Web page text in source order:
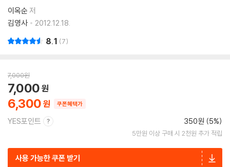
이옥순 저
김영사
2012.12.18.
8.1 7
7,000원
6,300
7,000
쿠폰혜택가
YES포인트 350원 (5%)
5만원 이상 구매 시 2천원 추가 적립
사용 가능한 쿠폰 받기